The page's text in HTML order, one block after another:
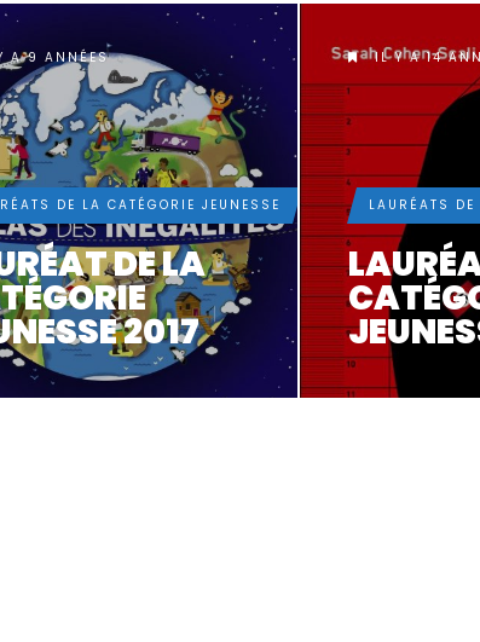
A 9 ANNÉES
DE LA CATÉGORIE JEUNESSE
DE LA
2017
IL Y A 14
LAURÉATS